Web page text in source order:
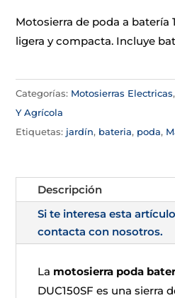
Motosierra de poda a batería
ligera y compacta. Incluye
Categorías: Motosierras Electricas
Y Agrícola
Etiquetas: jardín, bateria, poda,
Descripción
Si te interesa esta
contacta con nosotros.
La motosierra poda
DUC150SF es una sierra